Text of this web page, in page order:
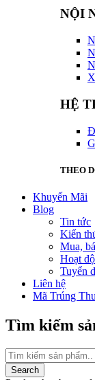
NỘI
HỆ
THEO
Khuyến Mãi
Blog
Tin tức
Kiến
Mua,
Hoạt
Tuyển
Liên hệ
Mã Trúng
Tìm kiếm